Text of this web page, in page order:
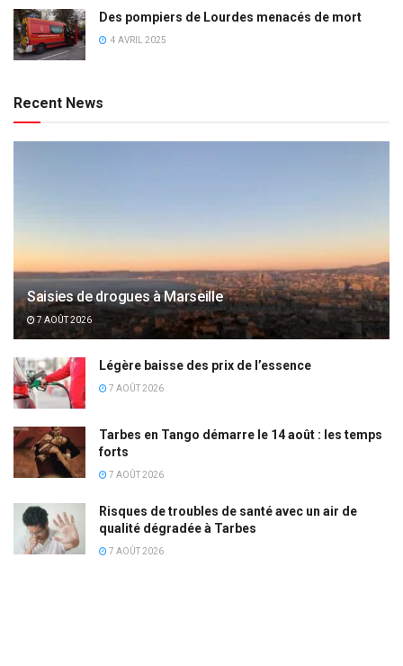
Des pompiers de Lourdes menacés de mort
4 AVRIL 2025
Recent News
Saisies de drogues à Marseille
7 AOÛT 2026
Légère baisse des prix de l’essence
7 AOÛT 2026
Tarbes en Tango démarre le 14 août : les temps
forts
7 AOÛT 2026
Risques de troubles de santé avec un air de
qualité dégradée à Tarbes
7 AOÛT 2026